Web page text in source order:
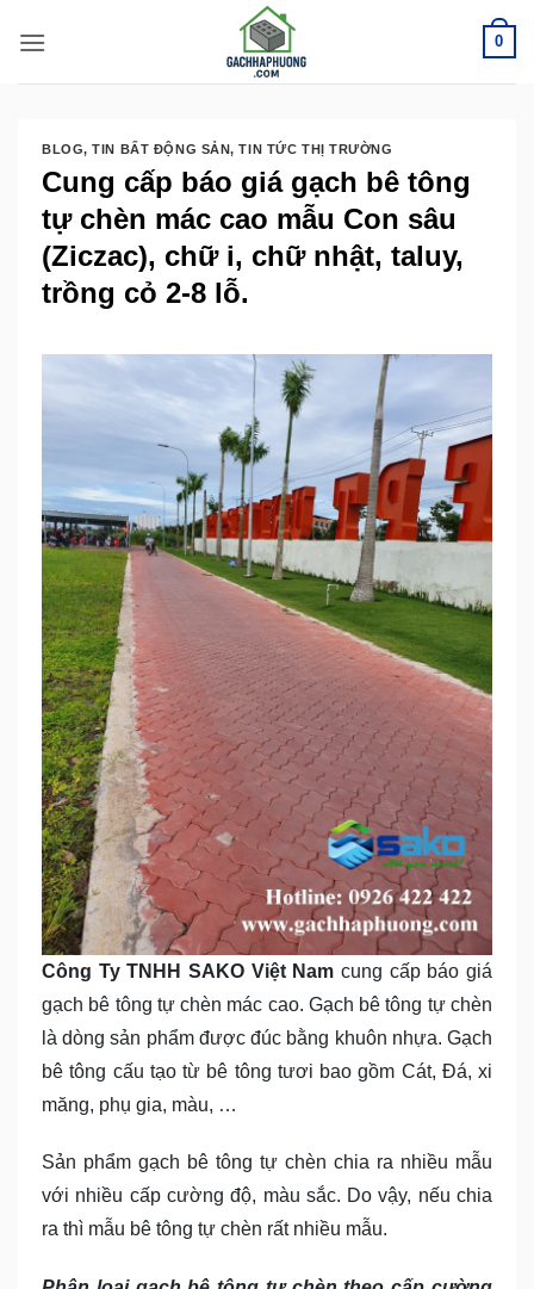
qua
nội
0
BLOG,TIN BẤT ĐỘNG SẢN,TIN TỨC THỊ TRƯỜNG
Cung cấp báo giá gạch bê tông
tự chèn mác cao mẫu Con sâu
(Ziczac), chữ i, chữ nhật, taluy,
trồng cỏ 2-8 lỗ.
Công Ty TNHH SAKO Việt Nam cung cấp báo giá
gạch bê tông tự chèn mác cao. Gạch bê tông tự chèn
là dòng sản phẩm được đúc bằng khuôn nhựa. Gạch
bê tông cấu tạo từ bê tông tươi bao gồm Cát, Đá, xi
măng, phụ gia, màu, …
Sản phẩm gạch bê tông tự chèn chia ra nhiều mẫu
với nhiều cấp cường độ, màu sắc. Do vậy, nếu chia
ra thì mẫu bê tông tự chèn rất nhiều mẫu.